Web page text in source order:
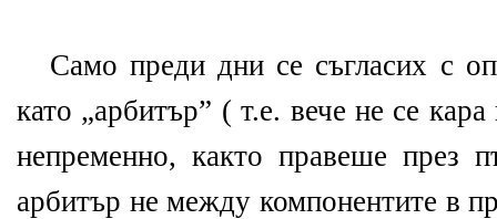
Само преди дни се съгласих с
като „арбитър” ( т.е. вече не се
непременно, както правеше през
арбитър не между компонентите в